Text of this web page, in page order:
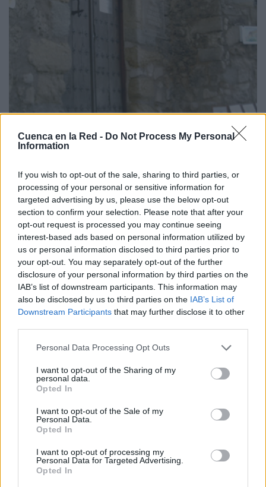
Cuenca en la Red - Do Not Process My Personal
Information
If you wish to opt-out of the sale, sharing to third parties, or
processing of your personal or sensitive information for
targeted advertising by us, please use the below opt-out
section to confirm your selection. Please note that after your
opt-out request is processed you may continue seeing
interest-based ads based on personal information utilized by
us or personal information disclosed to third parties prior to
your opt-out. You may separately opt-out of the further
disclosure of your personal information by third parties on the
IAB’s list of downstream participants. This information may
also be disclosed by us to third parties on the IAB’s List of
Downstream Participants that may further disclose it to other
Personal Data Processing Opt Outs
I want to opt-out of the Sharing of my
personal data.
Opted In
I want to opt-out of the Sale of my
Personal Data.
Opted In
I want to opt-out of processing my
Personal Data for Targeted Advertising.
Opted In
MUSEOS
museos
PROVINCIA
Disfruta del encanto de la provincia de
Cuenca